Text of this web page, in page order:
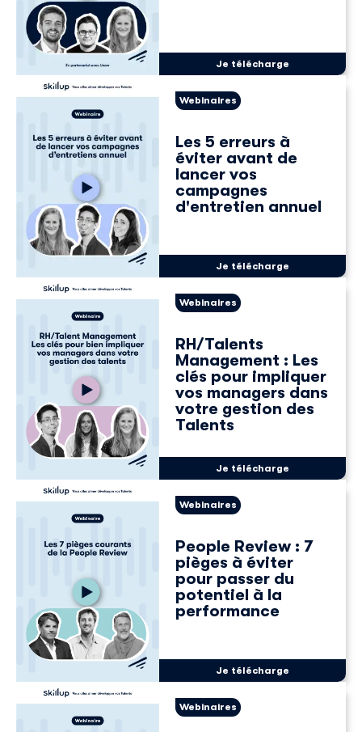
Je télécharge
Webinaires
Les 5 erreurs à
éviter avant de
lancer vos
campagnes
d'entretien annuel
Je télécharge
Webinaires
RH/Talents
Management : Les
clés pour impliquer
vos managers dans
votre gestion des
Talents
Je télécharge
Webinaires
People Review : 7
pièges à éviter
pour passer du
potentiel à la
performance
Je télécharge
Webinaires